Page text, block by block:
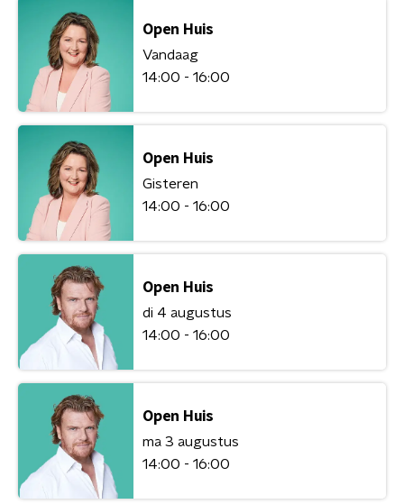
Open Huis
Vandaag
14:00 - 16:00
Open Huis
Gisteren
14:00 - 16:00
Open Huis
di 4 augustus
14:00 - 16:00
Open Huis
ma 3 augustus
14:00 - 16:00